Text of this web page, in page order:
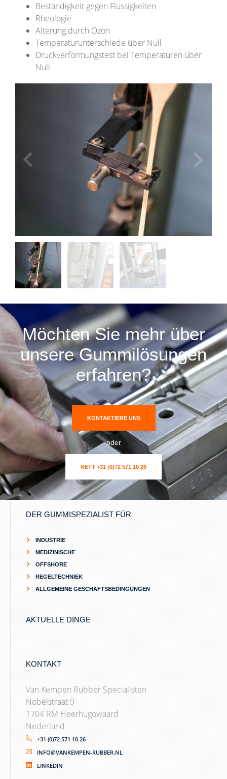
Beständigkeit gegen Flüssigkeiten
Rheologie
Alterung durch Ozon
Temperaturunterschiede über Null
Druckverformungstest bei Temperaturen über
Null
Möchten Sie mehr über
unsere Gummilösungen
erfahren?
KONTAKTIERE UNS
oder
NETT +31 (0)72 571 10 26
DER GUMMISPEZIALIST FÜR
INDUSTRIE
MEDIZINISCHE
OFFSHORE
REGELTECHNIEK
ALLGEMEINE GESCHÄFTSBEDINGUNGEN
AKTUELLE DINGE
KONTAKT
Van Kempen Rubber Specialisten
Nobelstraat 9
1704 RM Heerhugowaard
Nederland
+31 (0)72 571 10 26
INFO@VANKEMPEN-RUBBER.NL
LINKEDIN